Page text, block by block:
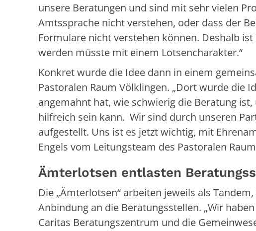
unsere Beratungen und sind mit sehr vielen
Amtssprache nicht verstehen, oder dass der
Formulare nicht verstehen können. Deshalb
werden müsste mit einem Lotsencharakter.“
Konkret wurde die Idee dann in einem
Pastoralen Raum Völklingen. „Dort wurde die
angemahnt hat, wie schwierig die Beratung
hilfreich sein kann. Wir sind durch unseren
aufgestellt. Uns ist es jetzt wichtig, mit
Engels vom Leitungsteam des Pastoralen
Ämterlotsen entlasten
Die „Ämterlotsen“ arbeiten jeweils als
Anbindung an die Beratungsstellen. „Wir
Caritas Beratungszentrum und die